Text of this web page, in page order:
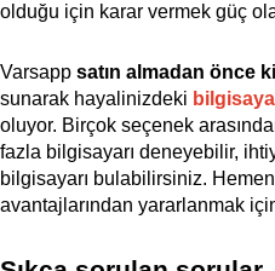
olduğu için karar vermek güç
Varsapp satın almadan önce
sunarak hayalinizdeki
oluyor. Birçok seçenek
fazla bilgisayarı deneyebilir,
bilgisayarı bulabilirsiniz.
avantajlarından yararlanmak